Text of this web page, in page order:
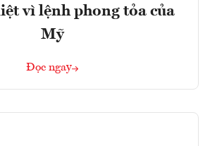
vì lệnh phong tỏa của
Mỹ
Đọc ngay